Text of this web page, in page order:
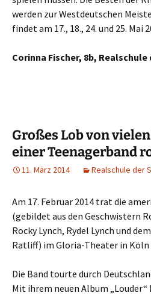
werden zur Westdeutschen
findet am 17., 18., 24. und 25. Mai
Corinna Fischer, 8b, Realschule
Großes Lob von
einer Teenagerband
11. März 2014 Realschule der
Am 17. Februar 2014 trat die
(gebildet aus den Geschwistern
Rocky Lynch, Rydel Lynch und
Ratliff) im Gloria-Theater in Köln
Die Band tourte durch
Mit ihrem neuen Album